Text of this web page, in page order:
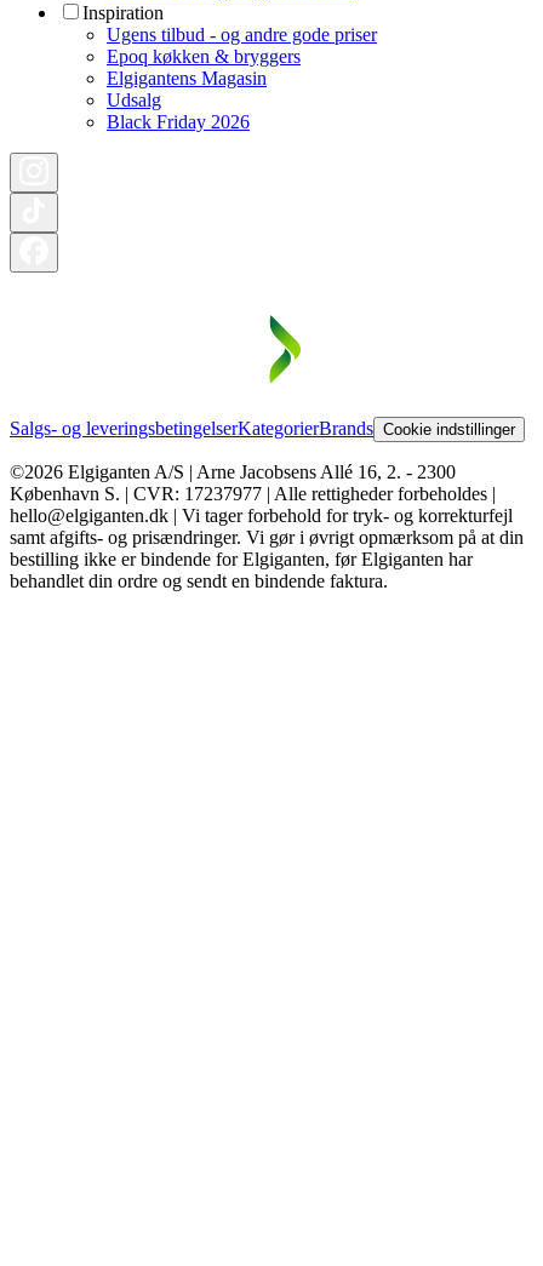
Inspiration
Ugens tilbud - og andre gode priser
Epoq køkken & bryggers
Elgigantens Magasin
Udsalg
Black Friday 2026
Salgs- og leveringsbetingelserKategorierBrands Cookie indstillinger
©2026 Elgiganten A/S | Arne Jacobsens Allé 16, 2. - 2300
København S. | CVR: 17237977 | Alle rettigheder forbeholdes |
hello@elgiganten.dk | Vi tager forbehold for tryk- og korrekturfejl
samt afgifts- og prisændringer. Vi gør i øvrigt opmærksom på at din
bestilling ikke er bindende for Elgiganten, før Elgiganten har
behandlet din ordre og sendt en bindende faktura.